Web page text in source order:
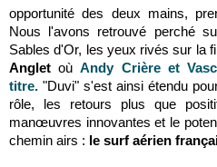
opportunité des deux mains,
Nous l'avons retrouvé perché
Sables d'Or, les yeux rivés sur la
Anglet oùAndy Crière et
titre. "Duvi" s'est ainsi étendu
rôle, les retours plus que
manœuvres innovantes et le
chemin airs : le surf aérien